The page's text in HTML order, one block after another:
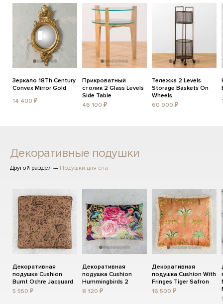
Зеркало 18Th Century
Convex Mirror Gold
14 400 ₽
Прикроватный
столик 2 Glass Levels
Side Table
46 100 ₽
Тележка 2 Levels
Storage Baskets On
Wheels
60 900 ₽
Декоративные подушки
Другой раздел — Подушки для сна
Декоративная
подушка Cushion
Burnt Ochre Jacquard
5 550 ₽
Декоративная
подушка Cushion
Hummingbirds 2
8 120 ₽
Декоративная
подушка Cushion With
Fringes Tiger Safron
16 500 ₽